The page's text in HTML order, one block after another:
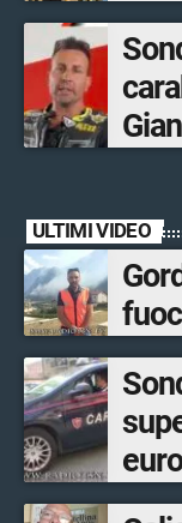
ULTIMI VIDEO